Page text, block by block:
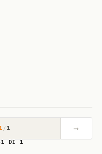
/1 →
DI 1